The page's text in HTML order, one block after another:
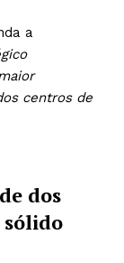
a
centros de
dos